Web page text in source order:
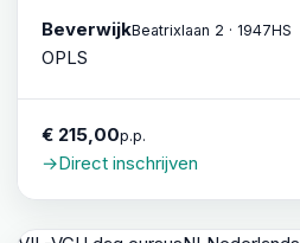
BeverwijkBeatrixlaan 2 · 1947HS
OPLS
€ 215,00p.p.
→Direct inschrijven